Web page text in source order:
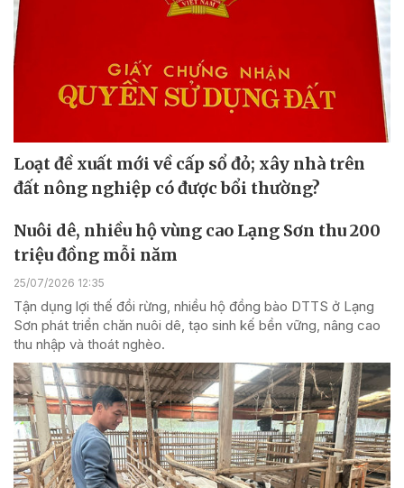
Loạt đề xuất mới về cấp sổ đỏ; xây nhà trên
đất nông nghiệp có được bổi thường?
Nuôi dê, nhiều hộ vùng cao Lạng Sơn thu 200
triệu đồng mỗi năm
25/07/2026 12:35
Tận dụng lợi thế đồi rừng, nhiều hộ đồng bào DTTS ở Lạng
Sơn phát triển chăn nuôi dê, tạo sinh kế bền vững, nâng cao
thu nhập và thoát nghèo.